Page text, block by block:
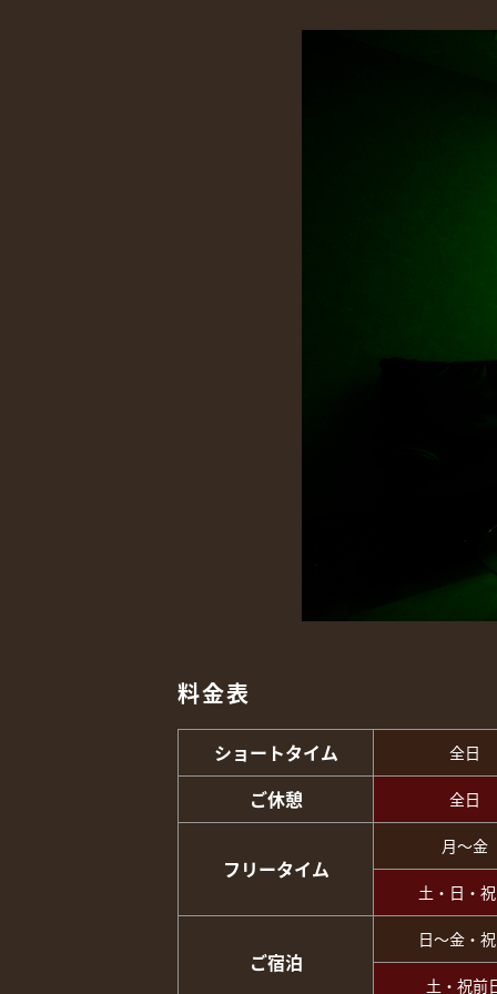
料金表
ショートタイム 全日
ご休憩 全日
フリータイム
月～金
土・日・
ご宿泊
日～金・
土・祝前